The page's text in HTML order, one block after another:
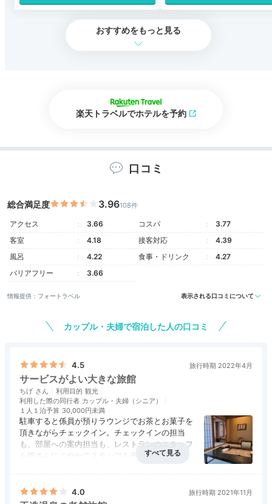
おすすめをもっと見る
楽天トラベルでホテルを予約
口コミ
総合満足度 3.96108件
アクセス 3.66 コスパ
3.77
客室
4.18 接客対応
4.39
風呂
4.22 食事・ドリンク
4.27
バリアフリー
3.66
情報提供：フォートラベル 表示される口コミについて
カップル・夫婦で宿泊した人の口コミ
4.5 旅行時期 2022年4月
サービスがよい大きな旅館
ちげ 利用目的 観光
利用した際の同行者 カップル・夫婦（シニア）
１人１泊予算 30,000円未満
駐車すると係員が預りラウンジでお茶とお菓子を
頂きながらチェックイン。チェックインの担当
も、部屋への案内担当も、レストランのスタッフ
も皆さんにこやかでスタッフも充分配置されてい
な浴場と露天風呂の2ヶ所にある。玉造温泉の湯
は、加水だからか、無色透明でヌルヌル感もな
食事・ドリンク
4.0 旅行時期 2021年11月